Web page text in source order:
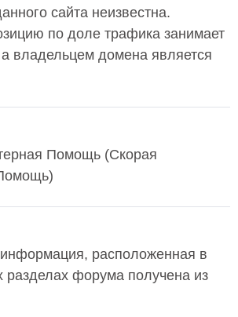
сайта неизвестна.
по доле трафика занимает
владельцем домена является
Помощь (Скорая
расположенная в
разделах форума получена из